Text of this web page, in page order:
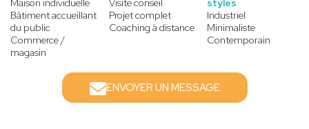
Bâtiment accueillant
du public
Commerce /
magasin
Industriel
Minimaliste
Contemporain
Projet complet
Coaching à distance
ENVOYER UN MESSAGE